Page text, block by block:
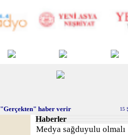
"Gerçekten" haber verir 15
Haberler
Medya sağduyulu olmalı